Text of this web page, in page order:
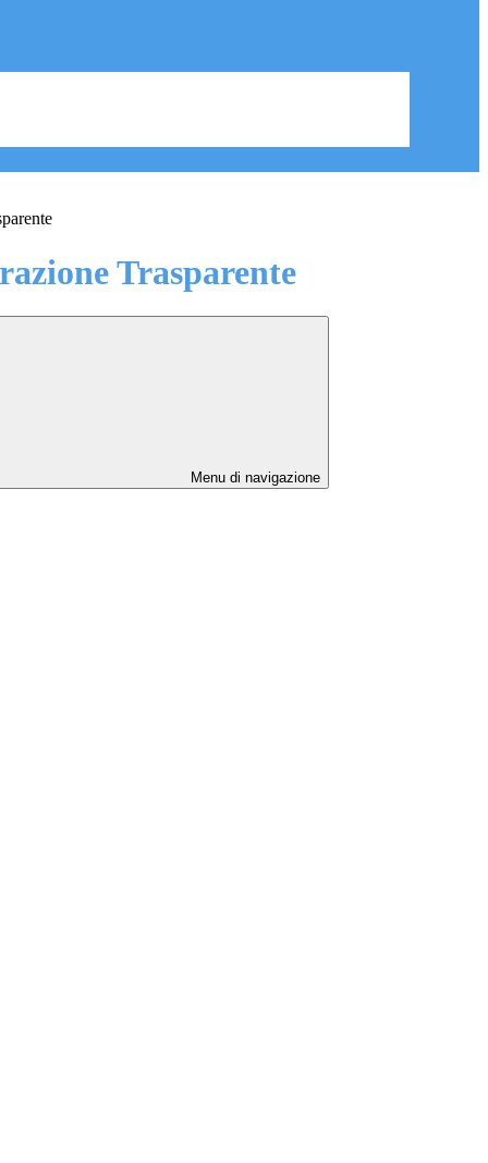
Trasparente
Menu di navigazione